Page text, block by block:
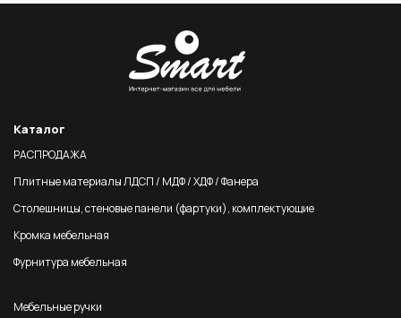
Каталог
РАСПРОДАЖА
Плитные материалы ЛДСП / МДФ / ХДФ / Фанера
Столешницы, стеновые панели (фартуки), комплектующие
Кромка мебельная
Фурнитура мебельная
Мебельные ручки